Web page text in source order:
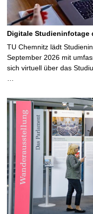
Digitale Studieninfotage
TU Chemnitz lädt
September 2026 mit
sich virtuell über das